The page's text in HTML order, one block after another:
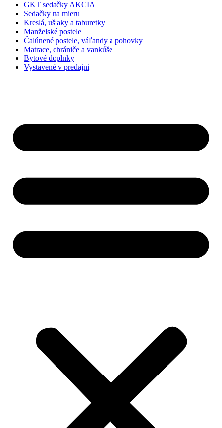
GKT sedačky AKCIA
Sedačky na mieru
Kreslá, ušiaky a taburetky
Manželské postele
Čalúnené postele, váľandy a pohovky
Matrace, chrániče a vankúše
Bytové doplnky
Vystavené v predajni